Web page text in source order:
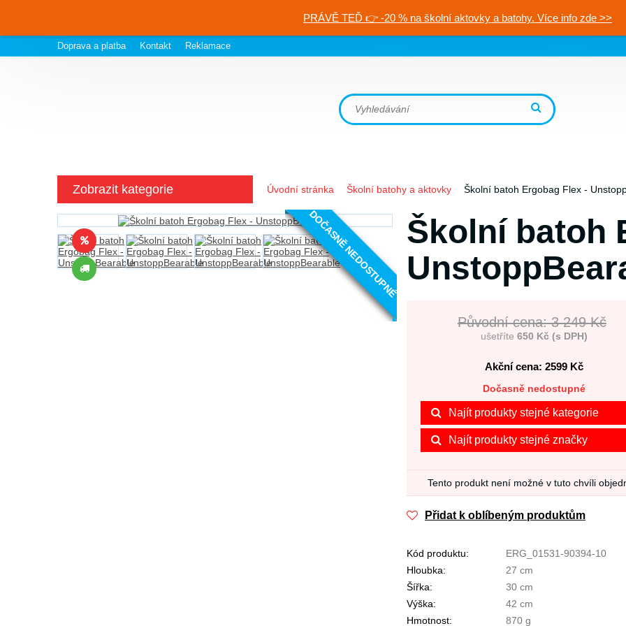
PRÁVĚ TEĎ 👉 -20 % na školní aktovky a batohy. Více info zde >>
Doprava a platba Kontakt Reklamace
Zobrazit kategorie Úvodní stránka Školní batohy a aktovky Školní batoh Ergobag Flex -
DOČASNĚ NEDOSTUPNÉ Školní batoh
Původní cena: 3 249 Kč
ušetříte 650 Kč (s DPH)
Akční cena: 2599Kč
Dočasně nedostupné
Najít produkty stejné kategorie
Najít produkty stejné značky
Tento produkt není možné v tuto chvíli
Přidat k oblíbeným produktům
Kód produktu:
ERG_01531-90394-10
Hloubka:
27 cm
Šířka:
30 cm
Výška:
42 cm
Hmotnost:
870 g